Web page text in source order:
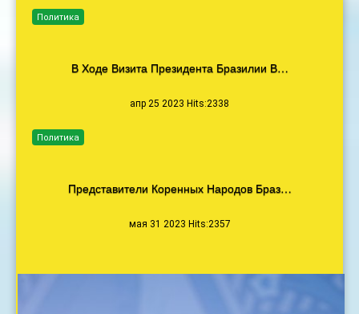
В Ходе Визита Президента Бразилии В…
апр 25 2023 Hits:2338
Политика
Представители Коренных Народов Браз…
мая 31 2023 Hits:2357
Политика